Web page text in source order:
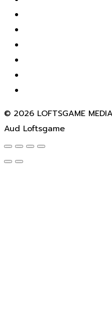
© 2026 LOFTSGAME
Aud Loftsgame